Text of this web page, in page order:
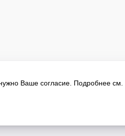
Ваше согласие. Подробнее см.